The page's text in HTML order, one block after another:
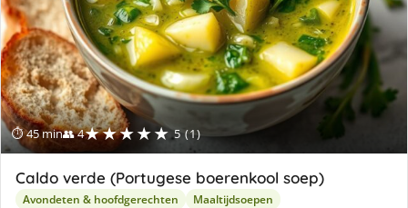
⏱ 45 min👥 4★★★★★ 5 (1)
Caldo verde (Portugese boerenkool soep)
Avondeten & hoofdgerechten Maaltijdsoepen